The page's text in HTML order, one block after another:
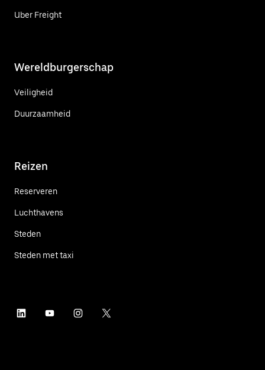
Uber Freight
Wereldburgerschap
Veiligheid
Duurzaamheid
Reizen
Reserveren
Luchthavens
Steden
Steden met taxi